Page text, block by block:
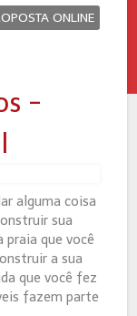
ONLINE
-
alguma coisa
sua
praia que você
a sua
que você fez
fazem parte